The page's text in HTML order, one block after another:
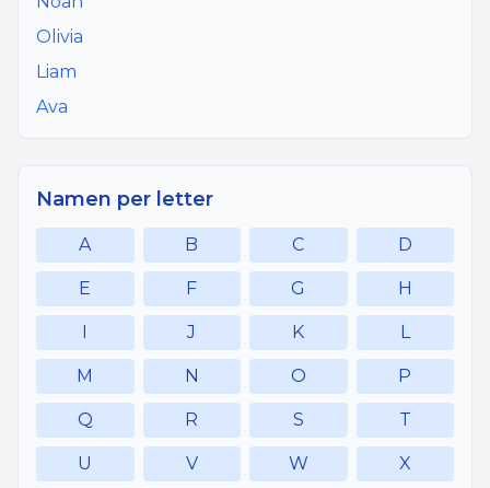
Olivia
Liam
Ava
Namen per letter
A B C D
E F G H
I J K L
M N O P
Q R S T
U V W X